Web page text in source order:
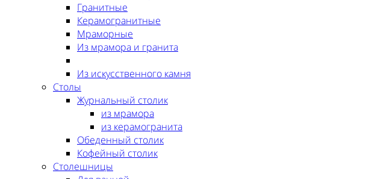
Гранитные
Керамогранитные
Мраморные
Из мрамора и гранита
Из искусственного камня
Столы
Журнальный столик
из мрамора
из керамогранита
Обеденный столик
Кофейный столик
Столешницы